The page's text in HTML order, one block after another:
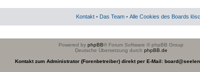
Kontakt • Das Team • Alle Cookies des Boards
Powered by phpBB® Forum Software © phpBB Group
Deutsche Übersetzung durch phpBB.de
Kontakt zum Administrator (Forenbetreiber) direkt per E-Mail: